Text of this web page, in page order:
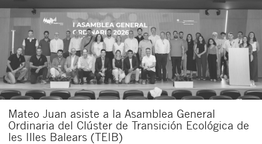
Mateo Juan asiste a la Asamblea General
Ordinaria del Clúster de Transición Ecológica de
les Illes Balears (TEIB)